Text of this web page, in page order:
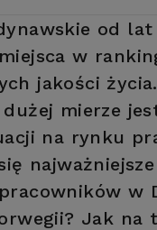
od lat
w
jakości
mierze
na rynku
w
Jak na